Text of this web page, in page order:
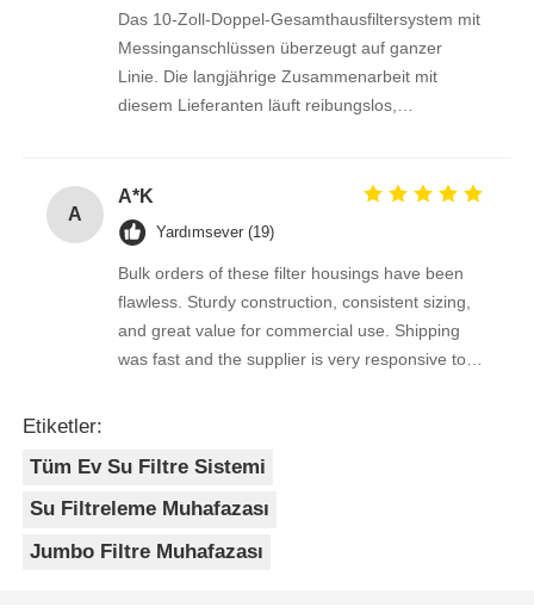
Das 10-Zoll-Doppel-Gesamthausfiltersystem mit
Messinganschlüssen überzeugt auf ganzer
Linie. Die langjährige Zusammenarbeit mit
diesem Lieferanten läuft reibungslos,
A
A*K
Yardımsever (19)
Bulk orders of these filter housings have been
flawless. Sturdy construction, consistent sizing,
and great value for commercial use. Shipping
was fast and the supplier is very responsive to
Etiketler:
Tüm Ev Su Filtre Sistemi
Su Filtreleme Muhafazası
Jumbo Filtre Muhafazası